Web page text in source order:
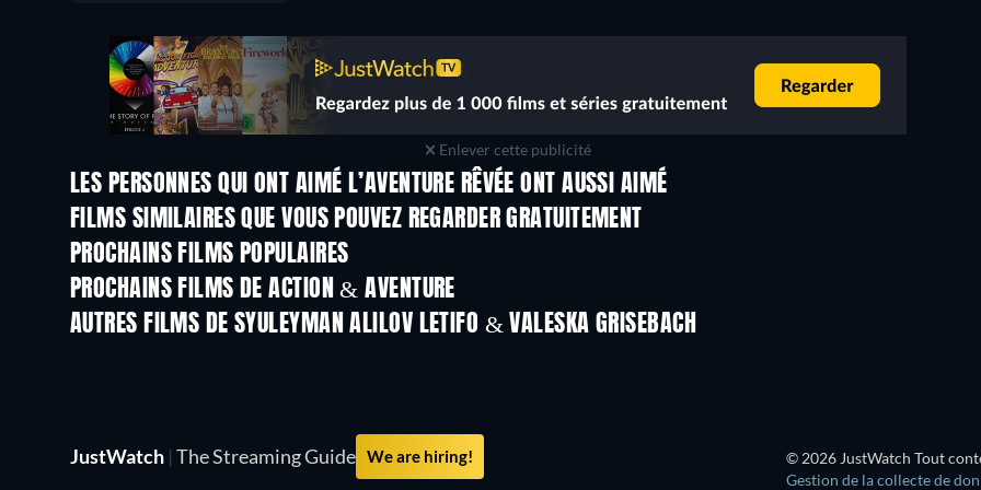
Enlever cette publicité
LES PERSONNES QUI ONT AIMÉ L’AVENTURE RÊVÉE ONT AUSSI AIMÉ
FILMS SIMILAIRES QUE VOUS POUVEZ REGARDER GRATUITEMENT
PROCHAINS FILMS POPULAIRES
PROCHAINS FILMS DE ACTION & AVENTURE
AUTRES FILMS DE SYULEYMAN ALILOV LETIFO & VALESKA GRISEBACH
JustWatch | The Streaming Guide We are hiring! © 2026 JustWatch Tout
Gestion de la collecte de